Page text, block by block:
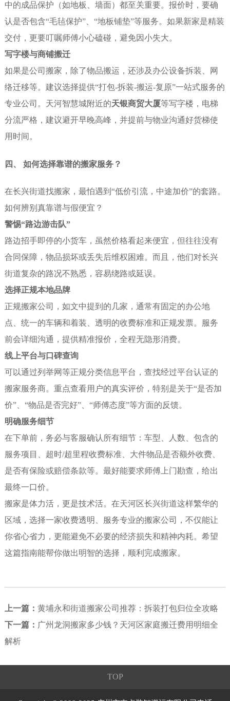
中的成品保护（如地板、墙面）都至关重要。报价时，要确
认是否包含“毛毡保护”、“地板铺垫”等服务。如果新家是精装
交付，更要叮嘱师傅小心磕碰，避免因小失大。
写字楼与商铺搬迁
如果是公司搬家，除了物品搬运，还涉及办公设备拆装、网
络迁移等。建议选择提供“打包-拆装-搬运-复原”一站式服务的
专业公司。天河智慧城附近的天银商贸大厦等写字楼，电梯
分流严格，建议避开早晚高峰，并提前与物业沟通好货梯使
用时间。
四、 如何选择靠谱的搬家服务？
在长兴街道找搬家，最怕遇到“低价引流，中途加价”的套路。
如何辨别真靠谱与假便宜？
警惕“路边游击队”
路边招手即停的小货车，虽然价格看起来便宜，但往往没有
合同保障，物品损坏或丢失后维权困难。而且，他们对长兴
街道复杂的路况不熟悉，容易绕路或延误。
选择正规本地品牌
正规搬家公司，如文中提到的几家，通常有固定的办公地
点、统一的车辆和着装、透明的收费标准和正规发票。服务
前会详细沟通，提供精准报价，全程无隐形消费。
线上平台与口碑查询
可以通过列举网等正规分类信息平台，查找经过平台认证的
搬家服务商。重点查看用户的真实评价，特别是关于“是否加
价”、“物品是否完好”、“师傅态度”等方面的反馈。
明确服务细节
在下单前，务必与客服确认所有细节：车型、人数、包含的
服务项目、超时/超里程收费标准、大件物品是否额外收费、
是否有保险或赔偿条款等。最好能要求师傅上门勘查，给出
最终一口价。
搬家是体力活，更是技术活。在天河区长兴街道这样繁华的
区域，选择一家收费透明、服务专业的搬家公司，不仅能让
你省心省力，更能避免不必要的经济损失和精神内耗。希望
这篇指南能帮你做出明智的选择，顺利完成搬家。
上一篇： 黄埔永和街道搬家公司推荐：拆装打包归位全攻略
下一篇： 广州龙洞搬家多少钱？天河区家庭搬迁费用明细全
解析
TOP